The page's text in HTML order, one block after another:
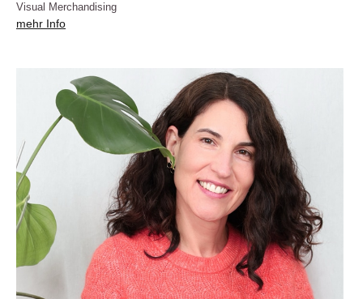
Visual Merchandising
mehr Info